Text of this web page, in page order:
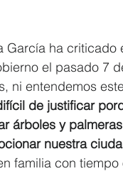
García ha
el pasado 7
ni entendemos
de justificar
árboles y
nuestra
familia con